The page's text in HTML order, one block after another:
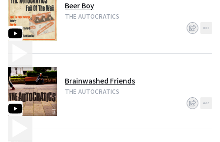
Beer Boy
THE AUTOCRATICS
Brainwashed Friends
THE AUTOCRATICS